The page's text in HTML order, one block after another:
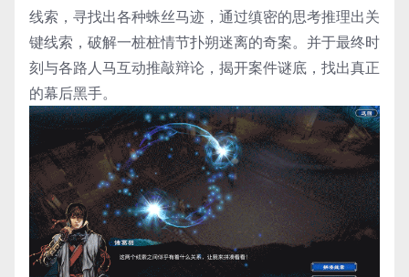
线索，寻找出各种蛛丝马迹，通过缜密的思考推理出关
键线索，破解一桩桩情节扑朔迷离的奇案。并于最终时
刻与各路人马互动推敲辩论，揭开案件谜底，找出真正
的幕后黑手。